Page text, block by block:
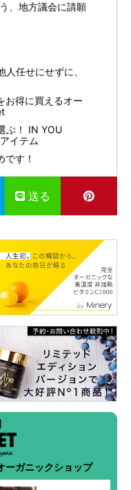
、地方議会に請願
任せにせずに、
お得に買えるオー
ぶ！ IN YOU
イテム
です！
送る
ーガニックショップ